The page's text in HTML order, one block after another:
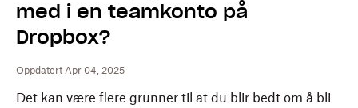
med i en teamkonto på
Dropbox?
Oppdatert Apr 04, 2025
Det kan være flere grunner til at du blir bedt om å bli